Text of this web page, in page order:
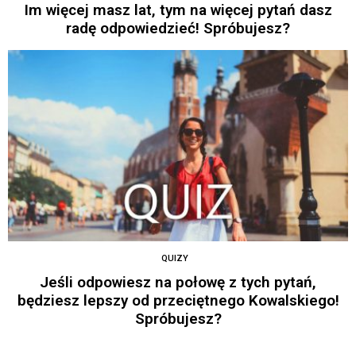
Im więcej masz lat, tym na więcej pytań dasz
radę odpowiedzieć! Spróbujesz?
QUIZY
Jeśli odpowiesz na połowę z tych pytań,
będziesz lepszy od przeciętnego Kowalskiego!
Spróbujesz?